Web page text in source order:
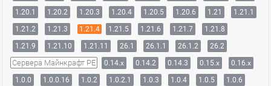
1.20.1
1.20.2 1.20.3 1.20.4 1.20.5 1.20.6 1.21
1.21.1
1.21.2
1.21.3 1.21.4 1.21.5 1.21.6 1.21.7
1.21.8
1.21.9
1.21.10 1.21.11 26.1 26.1.1 26.1.2 26.2
Сервера Майнкрафт PE 0.14.x 0.14.2 0.14.3 0.15.x
0.16.x
1.0.0
1.0.0.16 1.0.2 1.0.2.1 1.0.3 1.0.4 1.0.5
1.0.6